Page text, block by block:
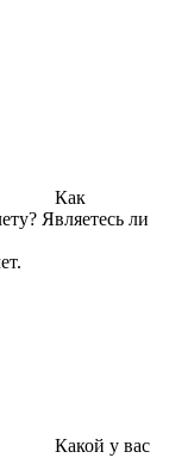
Как
Являетесь ли
Какой у вас